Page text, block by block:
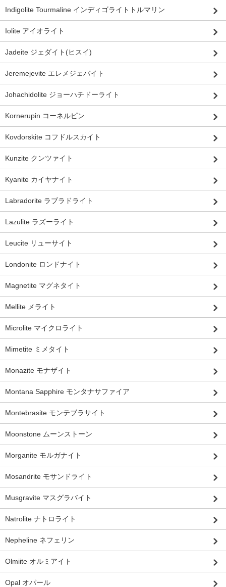
Indigolite Tourmaline インディゴライトトルマリン
Iolite アイオライト
Jadeite ジェダイト(ヒスイ)
Jeremejevite エレメジェバイト
Johachidolite ジョーハチドーライト
Kornerupin コーネルピン
Kovdorskite コフドルスカイト
Kunzite クンツァイト
Kyanite カイヤナイト
Labradorite ラブラドライト
Lazulite ラズーライト
Leucite リューサイト
Londonite ロンドナイト
Magnetite マグネタイト
Mellite メライト
Microlite マイクロライト
Mimetite ミメタイト
Monazite モナザイト
Montana Sapphire モンタナサファイア
Montebrasite モンテブラサイト
Moonstone ムーンストーン
Morganite モルガナイト
Mosandrite モサンドライト
Musgravite マスグラバイト
Natrolite ナトロライト
Nepheline ネフェリン
Olmiite オルミアイト
Opal オパール